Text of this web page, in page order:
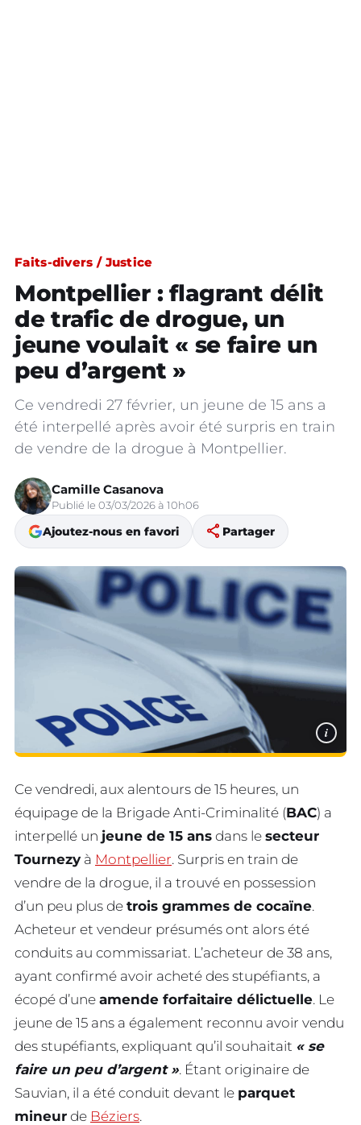
Faits-divers / Justice
Montpellier : flagrant délit
de trafic de drogue, un
jeune voulait « se faire un
peu d’argent »
Ce vendredi 27 février, un jeune de 15 ans a
été interpellé après avoir été surpris en train
de vendre de la drogue à Montpellier.
Camille Casanova
Publié le 03/03/2026 à 10h06
Ajoutez-nous en favori share Partager
i
Ce vendredi, aux alentours de 15 heures, un
équipage de la Brigade Anti-Criminalité (BAC) a
interpellé un jeune de 15 ans dans le secteur
Tournezy à Montpellier. Surpris en train de
vendre de la drogue, il a trouvé en possession
d’un peu plus de trois grammes de cocaïne.
Acheteur et vendeur présumés ont alors été
conduits au commissariat. L’acheteur de 38 ans,
ayant confirmé avoir acheté des stupéfiants, a
écopé d’une amende forfaitaire délictuelle. Le
jeune de 15 ans a également reconnu avoir vendu
des stupéfiants, expliquant qu’il souhaitait « se
faire un peu d’argent ». Étant originaire de
Sauvian, il a été conduit devant le parquet
mineur de Béziers.